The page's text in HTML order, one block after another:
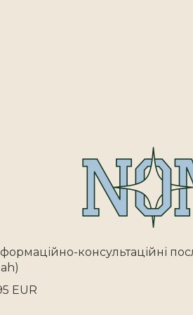
консультаційні
EUR